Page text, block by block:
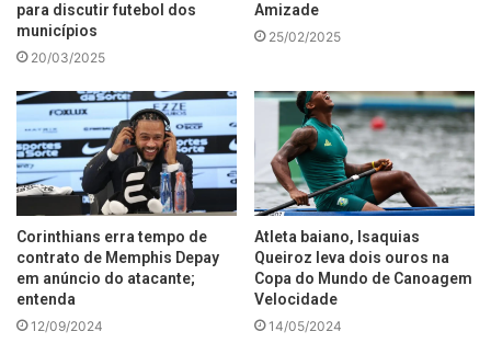
para discutir futebol dos
municípios
20/03/2025
Amizade
25/02/2025
Corinthians erra tempo de
contrato de Memphis Depay
em anúncio do atacante;
entenda
12/09/2024
Atleta baiano, Isaquias
Queiroz leva dois ouros na
Copa do Mundo de Canoagem
Velocidade
14/05/2024